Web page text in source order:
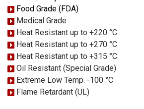
Food Grade (FDA)
Medical Grade
Heat Resistant up to +220 °C
Heat Resistant up to +270 °C
Heat Resistant up to +315 °C
Oil Resistant (Special Grade)
Extreme Low Temp. -100 °C
Flame Retardant (UL)